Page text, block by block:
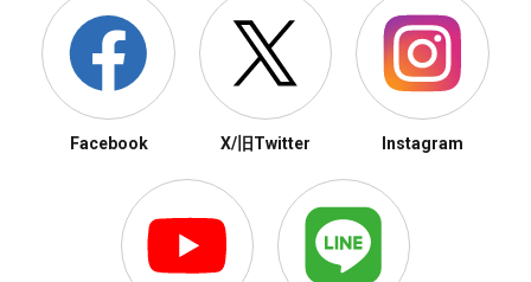
Facebook X/旧Twitter Instagram